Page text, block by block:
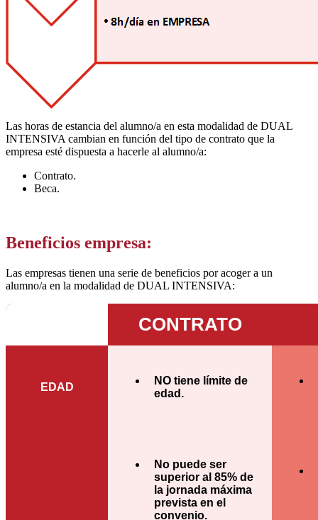
Las horas de estancia del alumno/a en esta modalidad de DUAL
INTENSIVA cambian en función del tipo de contrato que la
empresa esté dispuesta a hacerle al alumno/a:
Contrato.
Beca.
Beneficios empresa:
Las empresas tienen una serie de beneficios por acoger a un
alumno/a en la modalidad de DUAL INTENSIVA:
CONTRATO
EDAD
NO tiene límite de
edad.
No puede ser
superior al 85% de
la jornada máxima
prevista en el
convenio.